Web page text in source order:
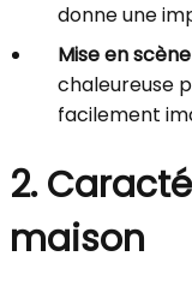
donne une
Mise en
chaleureuse
facilement
2.
maison